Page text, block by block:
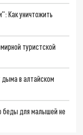
Как уничтожить
туристской
дыма в алтайском
беды для малышей не